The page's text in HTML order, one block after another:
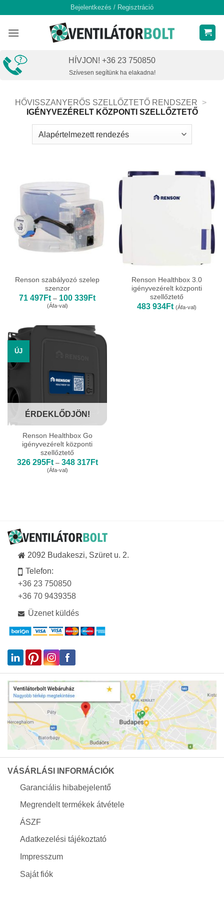
content
Bejelentkezés / Regisztráció
HÍVJON! +36 23 750850
Szívesen segítünk ha elakadna!
HŐVISSZANYERŐS SZELLŐZTETŐ RENDSZER
>
IGÉNYVEZÉRELT KÖZPONTI SZELLŐZTETŐ
Renson szabályozó szelep
szenzor
71 497Ft – 100 339FtÁrtartomány:
339Ft
(Áfa-val)
Renson Healthbox 3.0
igényvezérelt központi
szellőztető
483 934Ft (Áfa-val)
ÚJ
ÉRDEKLŐDJÖN!
Renson Healthbox Go
igényvezérelt központi
szellőztető
326 295Ft – 348 317FtÁrtartomány:
(Áfa-val)
2092 Budakeszi, Szüret u. 2.
Telefon:
+36 23 750850
+36 70 9439358
Üzenet küldés
VÁSÁRLÁSI INFORMÁCIÓK
Garanciális hibabejelentő
Megrendelt termékek átvétele
ÁSZF
Adatkezelési tájékoztató
Impresszum
Saját fiók